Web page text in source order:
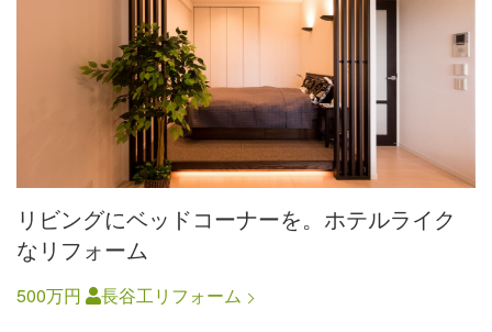
リビングにベッドコーナーを。ホテルライク
なリフォーム
500万円 長谷工リフォーム